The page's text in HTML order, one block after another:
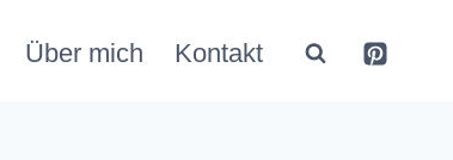
Über mich Kontakt